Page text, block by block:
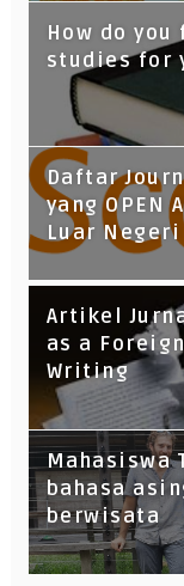
How do
studies for
Daftar
yang OPEN
Luar Negeri
Artikel
as a
Writing
Mahasiswa
bahasa
berwisata